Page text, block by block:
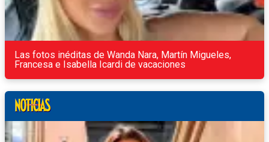
Las fotos inéditas de Wanda Nara, Martín Migueles,
Francesa e Isabella Icardi de vacaciones